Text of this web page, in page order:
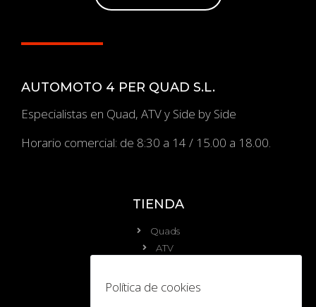
AUTOMOTO 4 PER QUAD S.L.
Especialistas en Quad, ATV y Side by Side
Horario comercial: de 8:30 a 14 / 15.00 a 18.00.
TIENDA
Quads
ATV
Política de cookies